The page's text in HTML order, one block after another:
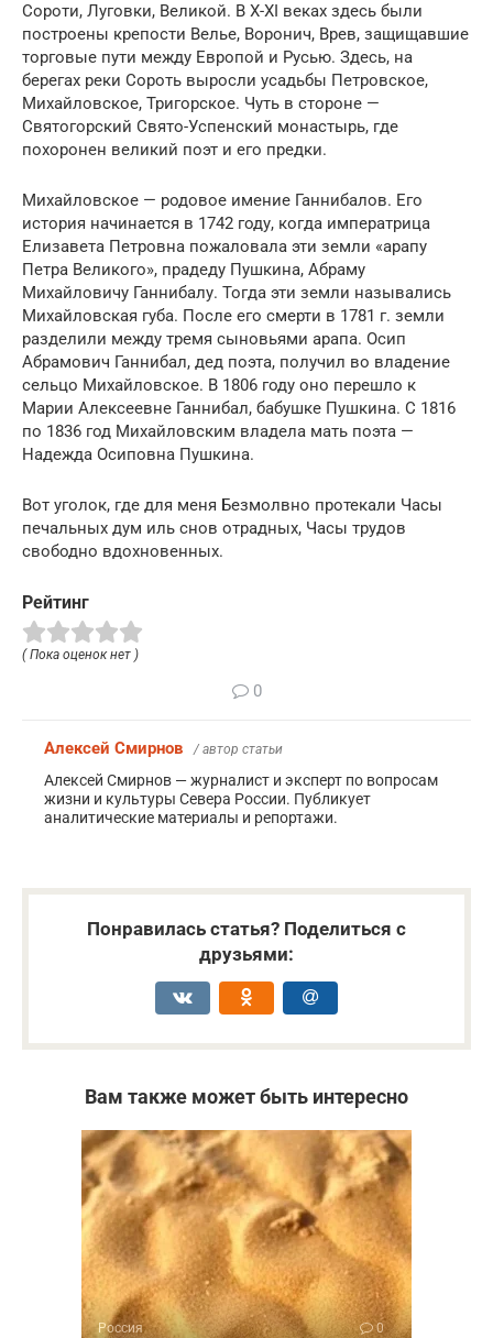
Сороти, Луговки, Великой. В X-XI веках здесь были
построены крепости Велье, Воронич, Врев, защищавшие
торговые пути между Европой и Русью. Здесь, на
берегах реки Сороть выросли усадьбы Петровское,
Михайловское, Тригорское. Чуть в стороне —
Святогорский Свято-Успенский монастырь, где
похоронен великий поэт и его предки.
Михайловское — родовое имение Ганнибалов. Его
история начинается в 1742 году, когда императрица
Елизавета Петровна пожаловала эти земли «арапу
Петра Великого», прадеду Пушкина, Абраму
Михайловичу Ганнибалу. Тогда эти земли назывались
Михайловская губа. После его смерти в 1781 г. земли
разделили между тремя сыновьями арапа. Осип
Абрамович Ганнибал, дед поэта, получил во владение
сельцо Михайловское. В 1806 году оно перешло к
Марии Алексеевне Ганнибал, бабушке Пушкина. С 1816
по 1836 год Михайловским владела мать поэта —
Надежда Осиповна Пушкина.
Вот уголок, где для меня Безмолвно протекали Часы
печальных дум иль снов отрадных, Часы трудов
свободно вдохновенных.
Рейтинг
( Пока оценок нет )
0
Алексей Смирнов / автор статьи
Алексей Смирнов — журналист и эксперт по вопросам
жизни и культуры Севера России. Публикует
аналитические материалы и репортажи.
Понравилась статья? Поделиться с
друзьями:
Вам также может быть интересно
Россия 0